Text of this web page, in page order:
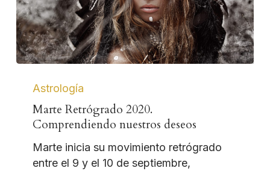
Astrología
Marte Retrógrado 2020.
Comprendiendo nuestros deseos
Marte inicia su movimiento retrógrado
entre el 9 y el 10 de septiembre,